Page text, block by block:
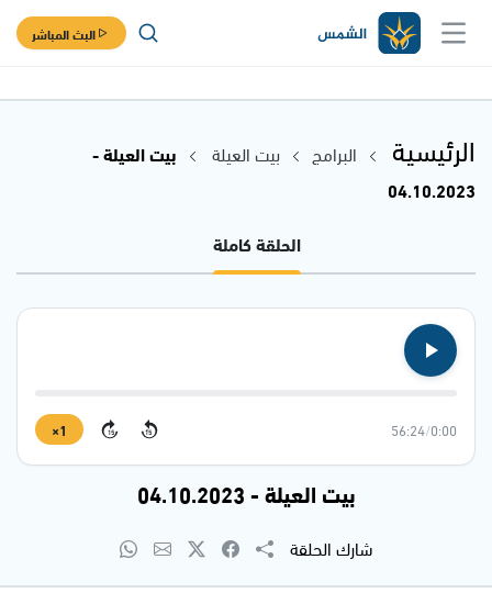
البث المباشر
الرئيسية البرامج بيت العيلة
بيت العيلة -
04.10.2023
الحلقة كاملة
0:00
/
56:24
15
15
1×
بيت العيلة - 04.10.2023
شارك الحلقة